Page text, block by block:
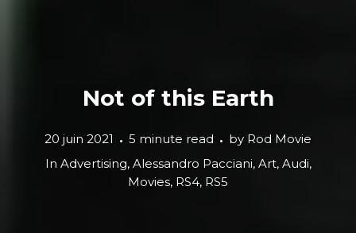
Not of this Earth
20 juin 2021 5 minute read by Rod Movie
In Advertising, Alessandro Pacciani, Art, Audi,
Movies, RS4, RS5